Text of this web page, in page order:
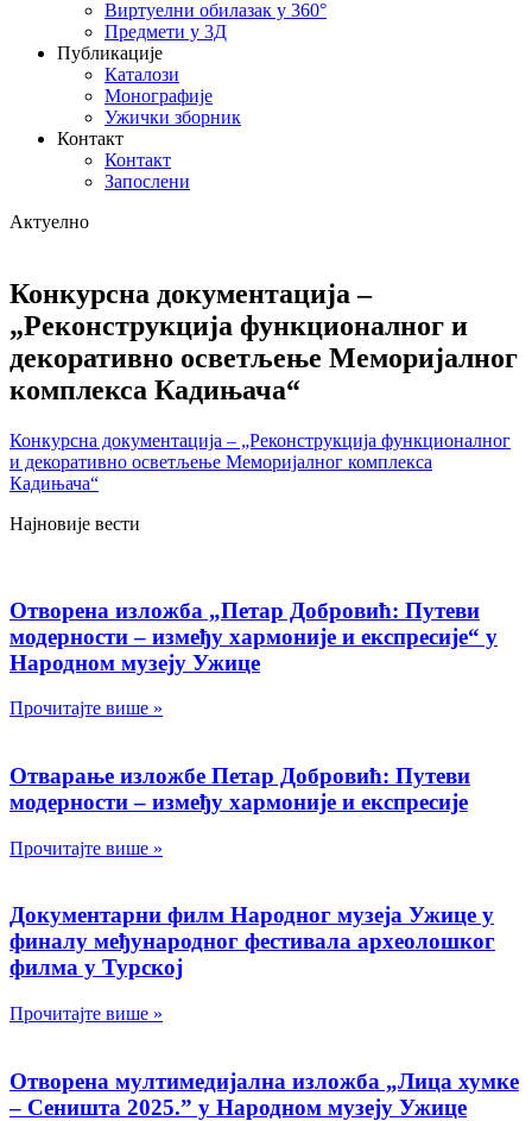
Виртуелни обилазак у 360°
Предмети у 3Д
Публикације
Каталози
Монографије
Ужички зборник
Контакт
Контакт
Запослени
Актуелно
Конкурсна документација –
„Реконструкција функционалног и
декоративно осветљење Меморијалног
комплекса Кадињача“
Конкурсна документација – „Реконструкција функционалног
и декоративно осветљење Меморијалног комплекса
Кадињача“
Најновије вести
Отворена изложба „Петар Добровић: Путеви
модерности – између хармоније и експресије“ у
Народном музеју Ужице
Прочитајте више »
Отварање изложбе Петар Добровић: Путеви
модерности – између хармоније и експресије
Прочитајте више »
Документарни филм Народног музеја Ужице у
финалу међународног фестивала археолошког
филма у Турској
Прочитајте више »
Отворена мултимедијална изложба „Лица хумке
– Сеништа 2025.” у Народном музеју Ужице